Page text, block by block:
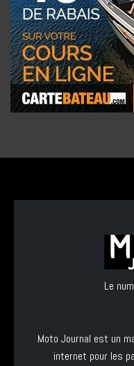
Le
Moto Journal est un
internet pour les